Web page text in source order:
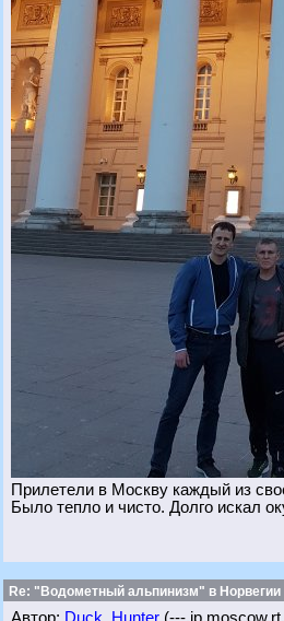
Прилетели в Москву каждый из
Было тепло и чисто. Долго искал
Re: "Водометный альпинизм" в Норвегии